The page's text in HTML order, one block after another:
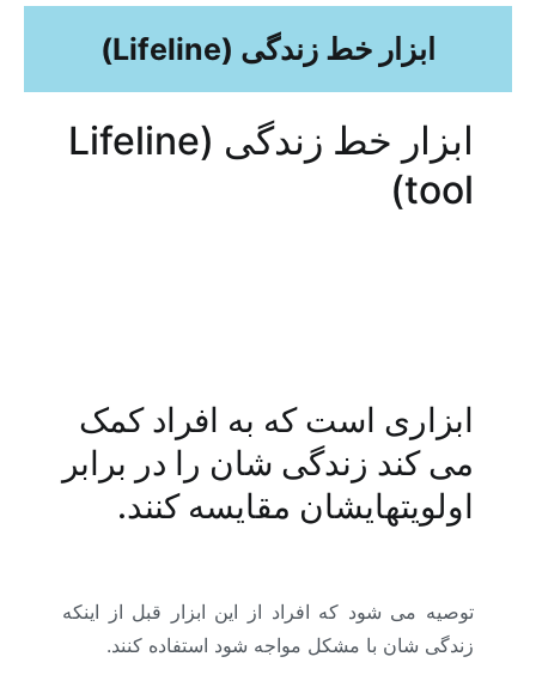
ابزار خط زندگی (Lifeline)
ابزار خط زندگی (Lifeline
tool)
ابزاری است که به افراد کمک
می کند زندگی شان را در برابر
اولویتهایشان مقایسه کنند.
توصیه می شود که افراد از این ابزار قبل از اینکه
زندگی شان با مشکل مواجه شود استفاده کنند.